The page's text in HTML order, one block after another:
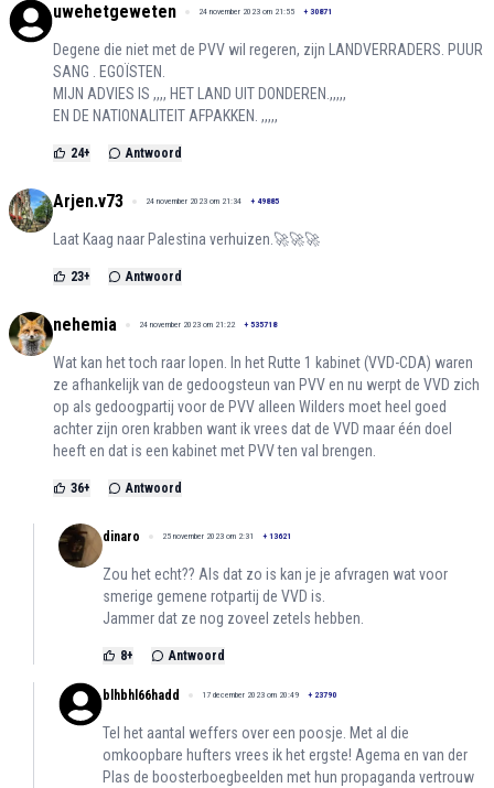
uwehetgeweten 24 november 2023 om 21:55 + 30871
Degene die niet met de PVV wil regeren, zijn LANDVERRADERS. PUUR
SANG . EGOÏSTEN.
MIJN ADVIES IS ,,,, HET LAND UIT DONDEREN.,,,,,
EN DE NATIONALITEIT AFPAKKEN. ,,,,,
24+ Antwoord
Arjen.v73 24 november 2023 om 21:34 + 49885
Laat Kaag naar Palestina verhuizen.🚀🚀🚀
23+ Antwoord
nehemia 24 november 2023 om 21:22 + 535718
Wat kan het toch raar lopen. In het Rutte 1 kabinet (VVD-CDA) waren
ze afhankelijk van de gedoogsteun van PVV en nu werpt de VVD zich
op als gedoogpartij voor de PVV alleen Wilders moet heel goed
achter zijn oren krabben want ik vrees dat de VVD maar één doel
heeft en dat is een kabinet met PVV ten val brengen.
36+ Antwoord
dinaro 25 november 2023 om 2:31 + 13621
Zou het echt?? Als dat zo is kan je je afvragen wat voor
smerige gemene rotpartij de VVD is.
Jammer dat ze nog zoveel zetels hebben.
8+ Antwoord
blhbhl66hadd 17 december 2023 om 20:49 + 23790
Tel het aantal weffers over een poosje. Met al die
omkoopbare hufters vrees ik het ergste! Agema en van der
Plas de boosterboegbeelden met hun propaganda vertrouw